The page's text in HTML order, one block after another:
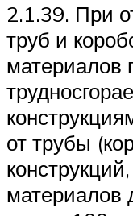
2.1.39. При
труб и
материалов
от трубы
материалов